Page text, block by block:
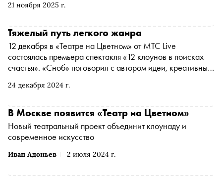
21 ноября 2025 г.
предупреждает: здесь объективация в каждом слове. Но
24 декабря 2024 г.
Тяжелый путь легкого жанра
12 декабря в «Театре на Цветном» от МТС Live
состоялась премьера спектакля «12 клоунов в поисках
счастья». «Сноб» поговорил с автором идеи, креативным
Кириллом Вытоптовым о создании нового театра,
пальцах» и «12 клоунах»
Иван Адоньев 2 июля 2024 г.
В Москве появится «Театр на Цветном»
Новый театральный проект объединит клоунаду и
современное искусство